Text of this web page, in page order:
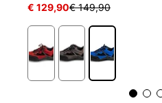
€ 129,90€ 149,90